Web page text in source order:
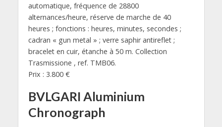
automatique, fréquence de 28800
alternances/heure, réserve de marche de 40
heures ; fonctions : heures, minutes, secondes ;
cadran « gun metal » ; verre saphir antireflet ;
bracelet en cuir, étanche à 50 m. Collection
Trasmissione , ref. TMB06.
Prix : 3.800 €
BVLGARI Aluminium
Chronograph